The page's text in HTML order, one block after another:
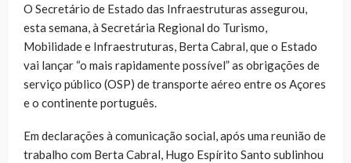
O Secretário de Estado das Infraestruturas assegurou,
esta semana, à Secretária Regional do Turismo,
Mobilidade e Infraestruturas, Berta Cabral, que o Estado
vai lançar “o mais rapidamente possível” as obrigações de
serviço público (OSP) de transporte aéreo entre os Açores
e o continente português.
Em declarações à comunicação social, após uma reunião de
trabalho com Berta Cabral, Hugo Espírito Santo sublinhou